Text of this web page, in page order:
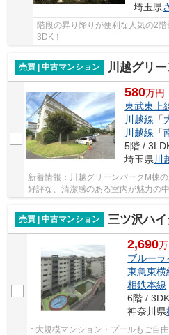
埼玉県
階段の昇り降りが便利な人気の2
3DK！
売買 | 中古マンション 川越グリ
580万円
東武東上
川越線 「
川越線 「
5階 /
埼玉県 川
新着情報：川越グリーンパークM棟
好評な、清潔感のある室内が魅力の
件を川越市でお探しでしたら、地域
売買 | 中古マンション
三ツ沢ハ
2,690万
ブルーラ
東急東横
相鉄本線
6階 /
神奈川県
~大規模マンション・プールもご自